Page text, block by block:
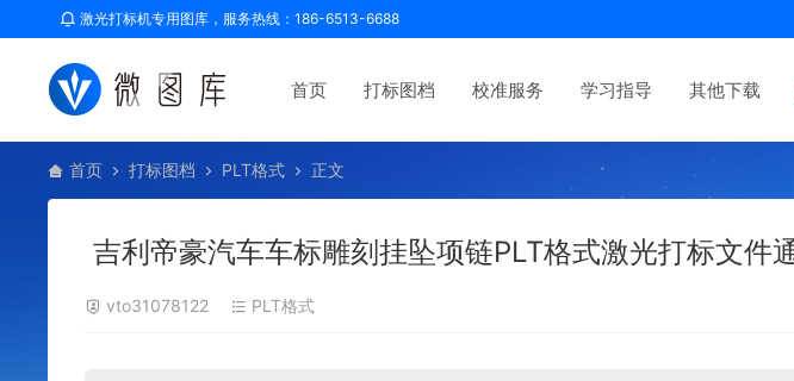
激光打标机专用图库，服务热线：186-6513-6688
首页 打标图档 校准服务 学习指导 其他下载
首页 打标图档 PLT格式 正文
吉利帝豪汽车车标雕刻挂坠项链PLT格式激光打标文件
vto31078122 PLT格式